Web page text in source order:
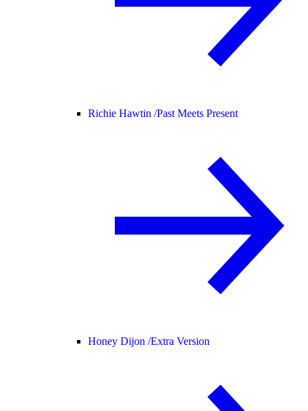
Richie Hawtin /Past Meets Present
Honey Dijon /Extra Version